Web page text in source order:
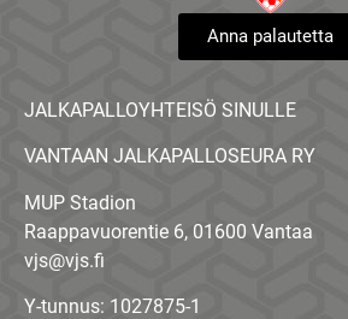
Anna palautetta
JALKAPALLOYHTEISÖ SINULLE
VANTAAN JALKAPALLOSEURA RY
MUP Stadion
Raappavuorentie 6, 01600 Vantaa
vjs@vjs.fi
Y-tunnus: 1027875-1